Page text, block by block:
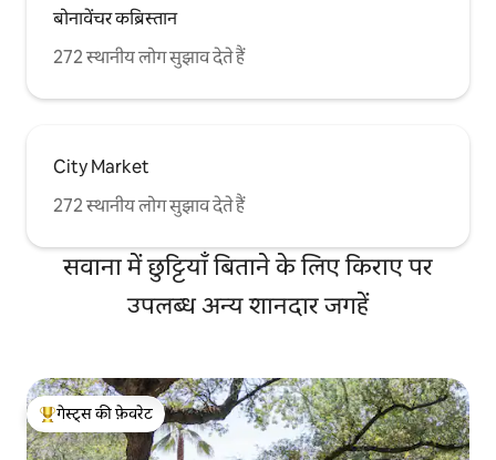
बोनावेंचर कब्रिस्तान
272 स्थानीय लोग सुझाव देते हैं
City Market
272 स्थानीय लोग सुझाव देते हैं
सवाना में छुट्टियाँ बिताने के लिए किराए पर
उपलब्ध अन्य शानदार जगहें
गेस्ट्स का टॉप फ़ेवरेट
गेस्ट्स की फ़ेवरेट